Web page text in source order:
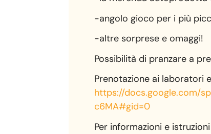
-angolo gioco per i più
-altre sorprese e omaggi!
Possibilità di pranzare a
Prenotazione ai laboratori
https://docs.google.com/
c6MA#gid=0
Per informazioni e